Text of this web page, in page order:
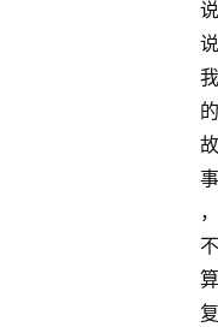
说
说
我
的
故
事
，
不
算
复